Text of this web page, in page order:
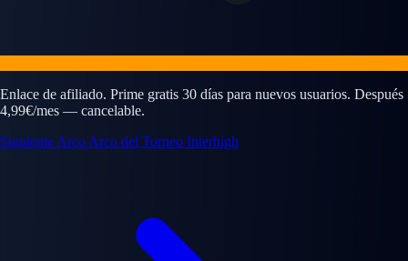
Enlace de afiliado. Prime gratis 30 días para nuevos usuarios. Después
4,99€/mes — cancelable.
Siguiente Arco Arco del Torneo Interhigh